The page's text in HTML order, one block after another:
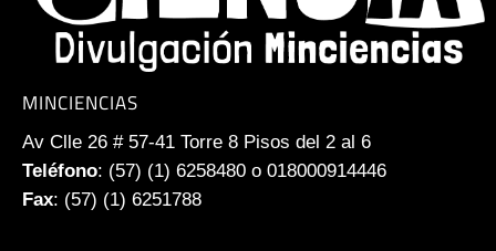
MINCIENCIAS
Av Clle 26 # 57-41 Torre 8 Pisos del 2 al 6
Teléfono: (57) (1) 6258480 o 018000914446
Fax: (57) (1) 6251788